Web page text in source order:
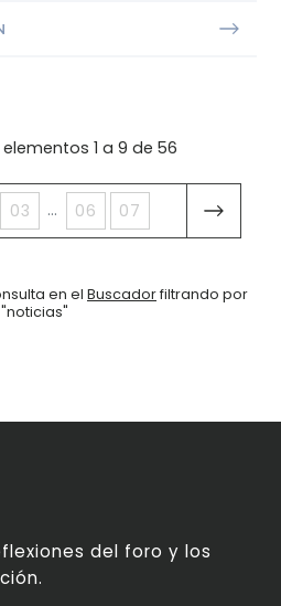
elementos 1 a 9 de 56
03 ... 06 07
en el Buscadorfiltrando por
"noticias"
del foro y los